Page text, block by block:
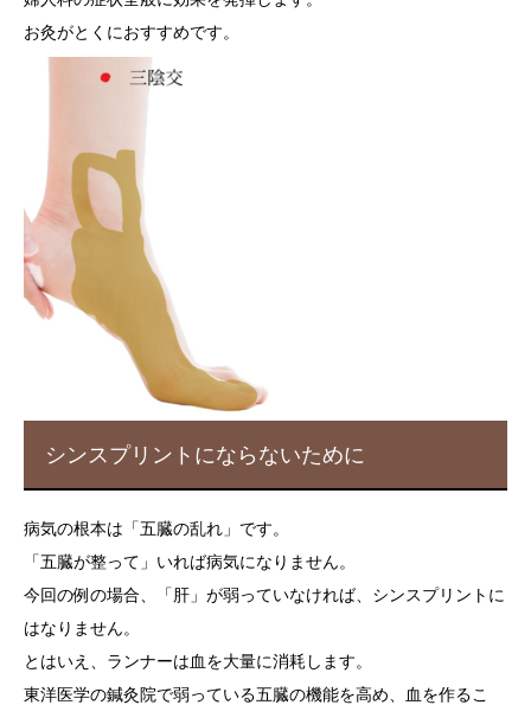
お灸がとくにおすすめです。
シンスプリントにならないために
病気の根本は「五臓の乱れ」です。
「五臓が整って」いれば病気になりません。
今回の例の場合、「肝」が弱っていなければ、シンスプリントに
はなりません。
とはいえ、ランナーは血を大量に消耗します。
東洋医学の鍼灸院で弱っている五臓の機能を高め、血を作るこ